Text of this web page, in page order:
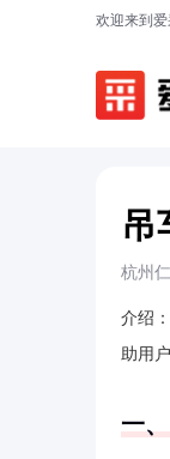
欢迎来到
吊
杭州
介绍：
助用
一